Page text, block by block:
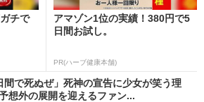
チで
アマゾン1位の実績！380円で5
日間お試し。
PR(ハーブ健康本舗)
間で死ぬぜ」死神の宣告に少女が笑う理
想外の展開を迎えるファン...